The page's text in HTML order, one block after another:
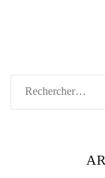
Rechercher :